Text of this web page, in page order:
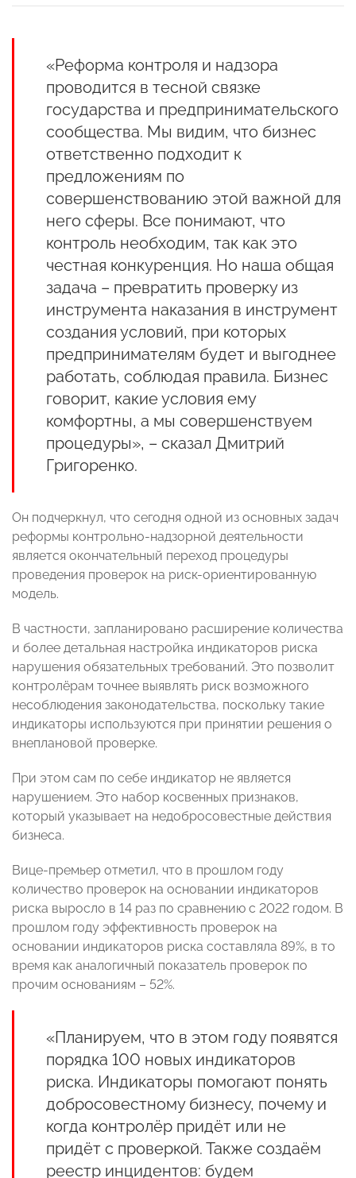
«Реформа контроля и надзора
проводится в тесной связке
государства и предпринимательского
сообщества. Мы видим, что бизнес
ответственно подходит к
предложениям по
совершенствованию этой важной для
него сферы. Все понимают, что
контроль необходим, так как это
честная конкуренция. Но наша общая
задача – превратить проверку из
инструмента наказания в инструмент
создания условий, при которых
предпринимателям будет и выгоднее
работать, соблюдая правила. Бизнес
говорит, какие условия ему
комфортны, а мы совершенствуем
процедуры», – сказал Дмитрий
Григоренко.
Он подчеркнул, что сегодня одной из основных задач
реформы контрольно-надзорной деятельности
является окончательный переход процедуры
проведения проверок на риск-ориентированную
модель.
В частности, запланировано расширение количества
и более детальная настройка индикаторов риска
нарушения обязательных требований. Это позволит
контролёрам точнее выявлять риск возможного
несоблюдения законодательства, поскольку такие
индикаторы используются при принятии решения о
внеплановой проверке.
При этом сам по себе индикатор не является
нарушением. Это набор косвенных признаков,
который указывает на недобросовестные действия
бизнеса.
Вице-премьер отметил, что в прошлом году
количество проверок на основании индикаторов
риска выросло в 14 раз по сравнению с 2022 годом. В
прошлом году эффективность проверок на
основании индикаторов риска составляла 89%, в то
время как аналогичный показатель проверок по
прочим основаниям – 52%.
«Планируем, что в этом году появятся
порядка 100 новых индикаторов
риска. Индикаторы помогают понять
добросовестному бизнесу, почему и
когда контролёр придёт или не
придёт с проверкой. Также создаём
реестр инцидентов: будем